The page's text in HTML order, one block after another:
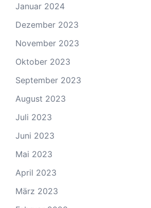
Januar 2024
Dezember 2023
November 2023
Oktober 2023
September 2023
August 2023
Juli 2023
Juni 2023
Mai 2023
April 2023
März 2023